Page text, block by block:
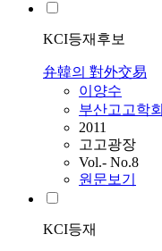
KCI등재후보
弁韓의 對外交易
이양수
부산고고학회
2011
고고광장
Vol.- No.8
원문보기
KCI등재